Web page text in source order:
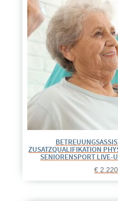
ZUSATZQUALIFIKATION
SENIORENSPORT LIVE-
€